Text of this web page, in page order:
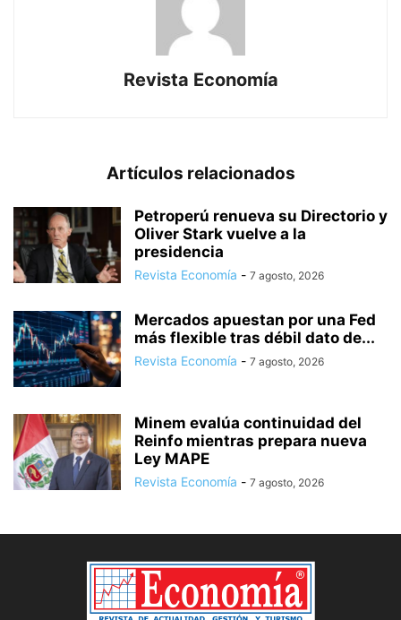
Revista Economía
Artículos relacionados
Petroperú renueva su Directorio y
Oliver Stark vuelve a la
presidencia
Revista Economía - 7 agosto, 2026
Mercados apuestan por una Fed
más flexible tras débil dato de...
Revista Economía - 7 agosto, 2026
Minem evalúa continuidad del
Reinfo mientras prepara nueva
Ley MAPE
Revista Economía - 7 agosto, 2026